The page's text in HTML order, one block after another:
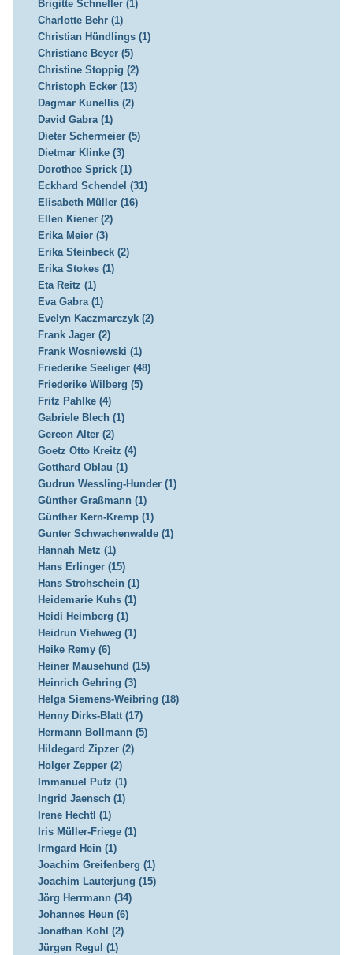
Brigitte Schneller (1)
Charlotte Behr (1)
Christian Hündlings (1)
Christiane Beyer (5)
Christine Stoppig (2)
Christoph Ecker (13)
Dagmar Kunellis (2)
David Gabra (1)
Dieter Schermeier (5)
Dietmar Klinke (3)
Dorothee Sprick (1)
Eckhard Schendel (31)
Elisabeth Müller (16)
Ellen Kiener (2)
Erika Meier (3)
Erika Steinbeck (2)
Erika Stokes (1)
Eta Reitz (1)
Eva Gabra (1)
Evelyn Kaczmarczyk (2)
Frank Jager (2)
Frank Wosniewski (1)
Friederike Seeliger (48)
Friederike Wilberg (5)
Fritz Pahlke (4)
Gabriele Blech (1)
Gereon Alter (2)
Goetz Otto Kreitz (4)
Gotthard Oblau (1)
Gudrun Wessling-Hunder (1)
Günther Graßmann (1)
Günther Kern-Kremp (1)
Gunter Schwachenwalde (1)
Hannah Metz (1)
Hans Erlinger (15)
Hans Strohschein (1)
Heidemarie Kuhs (1)
Heidi Heimberg (1)
Heidrun Viehweg (1)
Heike Remy (6)
Heiner Mausehund (15)
Heinrich Gehring (3)
Helga Siemens-Weibring (18)
Henny Dirks-Blatt (17)
Hermann Bollmann (5)
Hildegard Zipzer (2)
Holger Zepper (2)
Immanuel Putz (1)
Ingrid Jaensch (1)
Irene Hechtl (1)
Iris Müller-Friege (1)
Irmgard Hein (1)
Joachim Greifenberg (1)
Joachim Lauterjung (15)
Jörg Herrmann (34)
Johannes Heun (6)
Jonathan Kohl (2)
Jürgen Regul (1)